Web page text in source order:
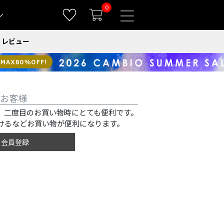
0
レビュー
客様
度目のお買い物時にとても便利です。
などお買い物が便利になります。
会員登録